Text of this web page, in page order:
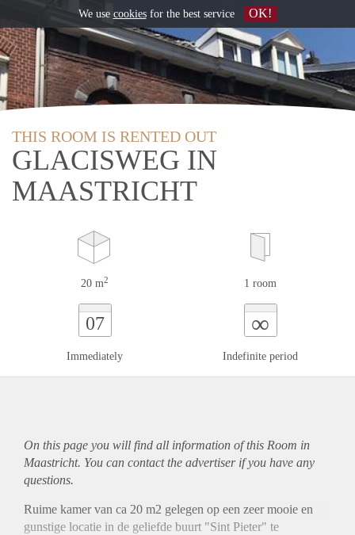
THIS ROOM IS RENTED OUT
GLACISWEG IN
MAASTRICHT
20 m2 1 room
07
Immediately
∞
Indefinite period
On this page you will find all information of this Room in
Maastricht. You can contact the advertiser if you have any
questions.
Ruime kamer van ca 20 m2 gelegen op een zeer mooie en
gunstige locatie in de geliefde buurt "Sint Pieter" te
We use cookiesfor the best service OK!